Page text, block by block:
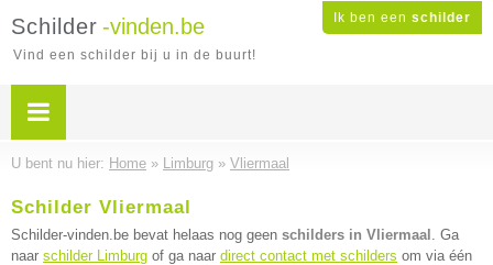
Ik ben een schilder
Schilder -vinden.be
Vind een schilder bij u in de buurt!
U bent nu hier: Home » Limburg » Vliermaal
Schilder Vliermaal
Schilder-vinden.be bevat helaas nog geen schilders in Vliermaal . Ga
naar schilder Limburg of ga naar direct contact met schilders om via één